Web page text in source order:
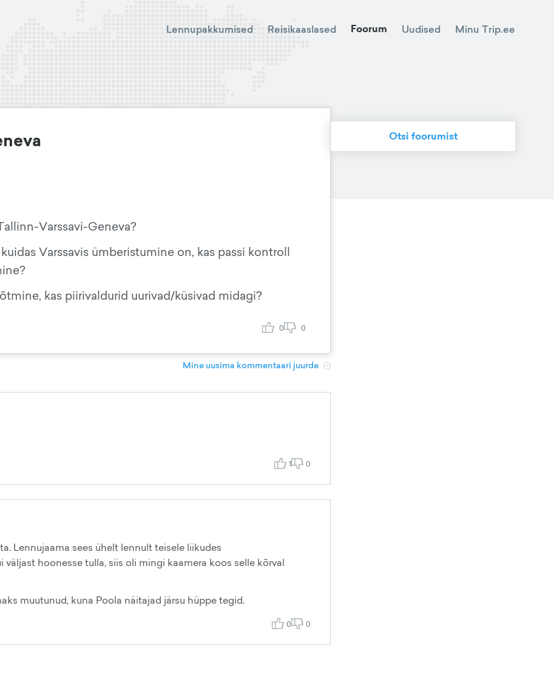
Lennupakkumised Reisikaaslased Foorum Uudised Minu Trip.ee
Varssavi-Geneva?
Varssavis ümberistumine on, kas passi kontroll
kas piirivaldurid uurivad/küsivad midagi?
0 0
Mine uusima kommentaari juurde
1 0
Lennujaama sees ühelt lennult teisele liikudes
hoonesse tulla, siis oli mingi kaamera koos selle kõrval
muutunud, kuna Poola näitajad järsu hüppe tegid.
0 0
Otsi foorumist